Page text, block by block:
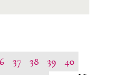
37 38 39
40